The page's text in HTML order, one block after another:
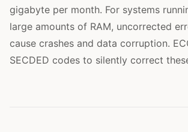
gigabyte per month. For systems
large amounts of RAM, uncorrected
cause crashes and data corruption.
SECDED codes to silently correct